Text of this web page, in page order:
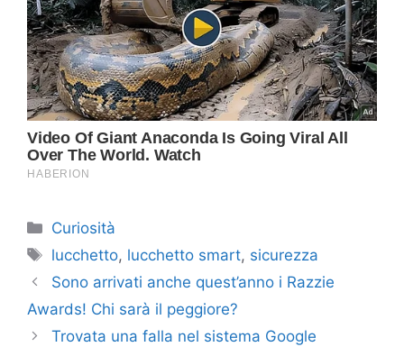
Categorie
Curiosità
Tag
lucchetto, lucchetto smart, sicurezza
Sono arrivati anche quest’anno i Razzie
Awards! Chi sarà il peggiore?
Trovata una falla nel sistema Google